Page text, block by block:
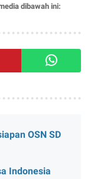
dibawah ini:
OSN SD
Indonesia